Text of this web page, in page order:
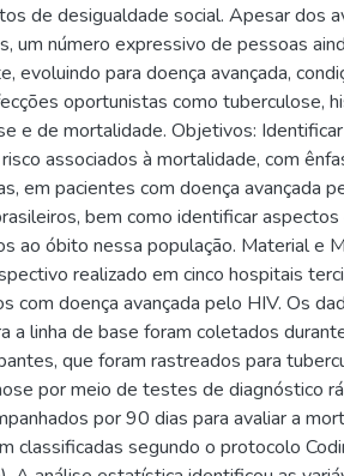
de desigualdade social. Apesar dos
um número expressivo de pessoas
evoluindo para doença avançada,
oportunistas como tuberculose,
e de mortalidade. Objetivos:
associados à mortalidade, com
em pacientes com doença avançada
bem como identificar
ao óbito nessa população. Material e
realizado em cinco hospitais
com doença avançada pelo HIV. Os
a linha de base foram coletados
que foram rastreados para
por meio de testes de diagnóstico
por 90 dias para avaliar a
classificadas segundo o protocolo